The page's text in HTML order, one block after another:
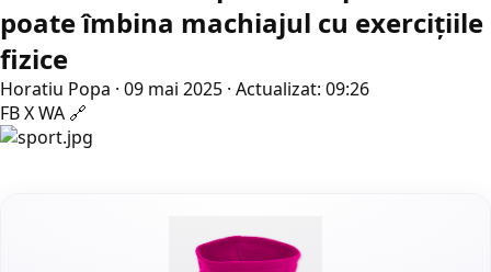
poate îmbina machiajul cu exerciţiile
fizice
Horatiu Popa · 09 mai 2025 · Actualizat: 09:26
FBXWA 🔗